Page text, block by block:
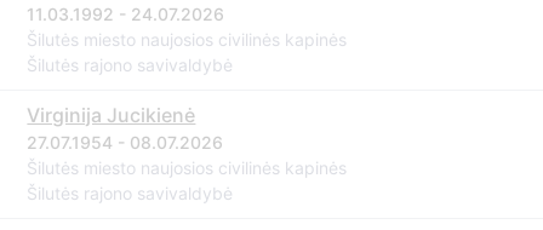
11.03.1992 - 24.07.2026
Šilutės miesto naujosios civilinės kapinės
Šilutės rajono savivaldybė
Virginija Jucikienė
27.07.1954 - 08.07.2026
Šilutės miesto naujosios civilinės kapinės
Šilutės rajono savivaldybė